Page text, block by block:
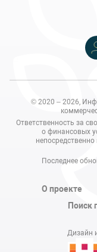
© 2020 – 2026,
Ответственность за
о финансовых
Последнее
О проекте
Поиск
Дизайн